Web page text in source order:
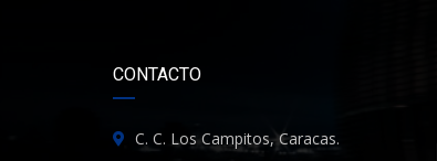
CONTACTO
C. C. Los Campitos, Caracas.